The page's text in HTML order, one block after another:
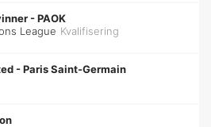
-PAOK
League Kvalifisering
-Paris Saint-Germain